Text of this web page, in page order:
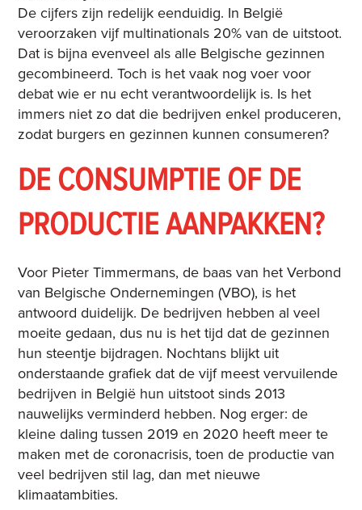
De cijfers zijn redelijk eenduidig. In België
veroorzaken vijf multinationals 20% van de uitstoot.
Dat is bijna evenveel als alle Belgische gezinnen
gecombineerd. Toch is het vaak nog voer voor
debat wie er nu echt verantwoordelijk is. Is het
immers niet zo dat die bedrijven enkel produceren,
zodat burgers en gezinnen kunnen consumeren?
DE CONSUMPTIE OF DE
PRODUCTIE AANPAKKEN?
Voor Pieter Timmermans, de baas van het Verbond
van Belgische Ondernemingen (VBO), is het
antwoord duidelijk. De bedrijven hebben al veel
moeite gedaan, dus nu is het tijd dat de gezinnen
hun steentje bijdragen. Nochtans blijkt uit
onderstaande grafiek dat de vijf meest vervuilende
bedrijven in België hun uitstoot sinds 2013
nauwelijks verminderd hebben. Nog erger: de
kleine daling tussen 2019 en 2020 heeft meer te
maken met de coronacrisis, toen de productie van
veel bedrijven stil lag, dan met nieuwe
klimaatambities.